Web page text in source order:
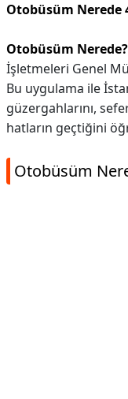
Otobüsüm Nerede
Otobüsüm Nerede?
İşletmeleri Genel
Bu uygulama ile
güzergahlarını,
hatların geçtiğini
Otobüsüm